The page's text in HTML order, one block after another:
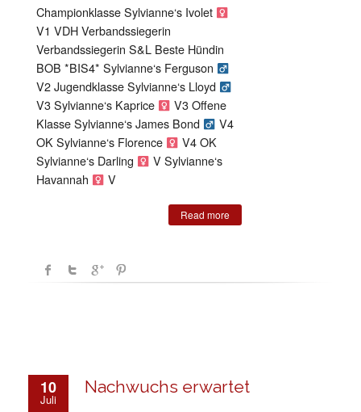
VBS
Köln,
Beccarelli
/
CH
Championklasse Sylvianne‘s Ivolet
V1 VDH Verbandssiegerin
Verbandssiegerin S&L Beste Hündin
BOB *BIS4* Sylvianne‘s Ferguson
V2 Jugendklasse Sylvianne‘s Lloyd
V3 Sylvianne‘s Kaprice
V3 Offene
Klasse Sylvianne‘s James Bond
V4
OK Sylvianne‘s Florence
V4 OK
Sylvianne‘s Darling
V Sylvianne‘s
Havannah
V
Read more
10
Juli
Nachwuchs erwartet